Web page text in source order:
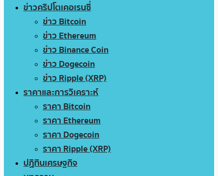
ข่าวคริปโตเคอเรนซี่
ข่าว Bitcoin
ข่าว Ethereum
ข่าว Binance Coin
ข่าว Dogecoin
ข่าว Ripple (XRP)
ราคาและการวิเคราะห์
ราคา Bitcoin
ราคา Ethereum
ราคา Dogecoin
ราคา Ripple (XRP)
ปฏิทินเศรษฐกิจ